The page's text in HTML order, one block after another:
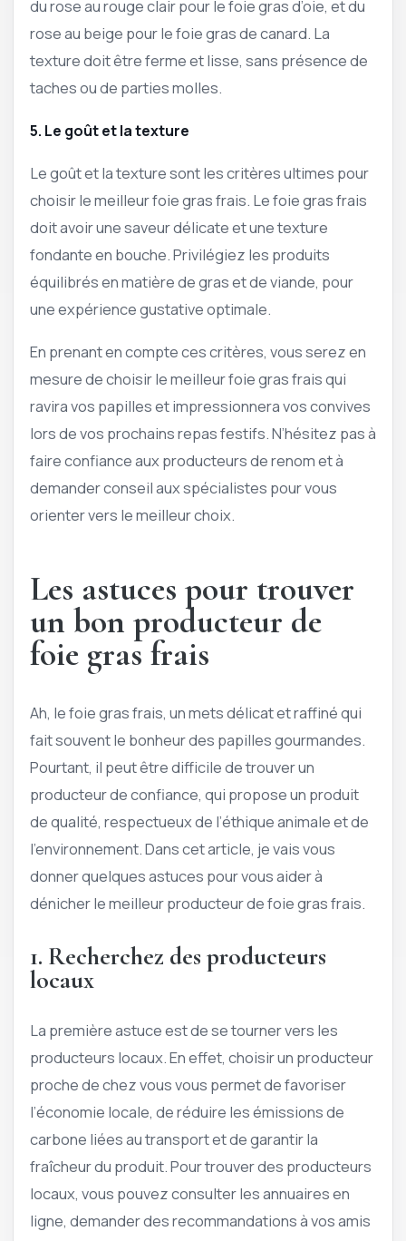
du rose au rouge clair pour le foie gras d’oie, et du
rose au beige pour le foie gras de canard. La
texture doit être ferme et lisse, sans présence de
taches ou de parties molles.
5. Le goût et la texture
Le goût et la texture sont les critères ultimes pour
choisir le meilleur foie gras frais. Le foie gras frais
doit avoir une saveur délicate et une texture
fondante en bouche. Privilégiez les produits
équilibrés en matière de gras et de viande, pour
une expérience gustative optimale.
En prenant en compte ces critères, vous serez en
mesure de choisir le meilleur foie gras frais qui
ravira vos papilles et impressionnera vos convives
lors de vos prochains repas festifs. N’hésitez pas à
faire confiance aux producteurs de renom et à
demander conseil aux spécialistes pour vous
orienter vers le meilleur choix.
Les astuces pour trouver
un bon producteur de
foie gras frais
Ah, le foie gras frais, un mets délicat et raffiné qui
fait souvent le bonheur des papilles gourmandes.
Pourtant, il peut être difficile de trouver un
producteur de confiance, qui propose un produit
de qualité, respectueux de l’éthique animale et de
l’environnement. Dans cet article, je vais vous
donner quelques astuces pour vous aider à
dénicher le meilleur producteur de foie gras frais.
1. Recherchez des producteurs
locaux
La première astuce est de se tourner vers les
producteurs locaux. En effet, choisir un producteur
proche de chez vous vous permet de favoriser
l’économie locale, de réduire les émissions de
carbone liées au transport et de garantir la
fraîcheur du produit. Pour trouver des producteurs
locaux, vous pouvez consulter les annuaires en
ligne, demander des recommandations à vos amis